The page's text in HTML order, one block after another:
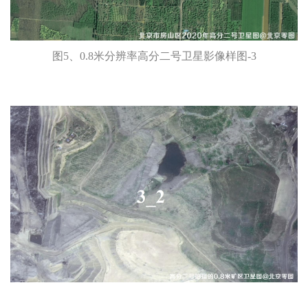
图5、0.8米分辨率高分二号卫星影像样图-3